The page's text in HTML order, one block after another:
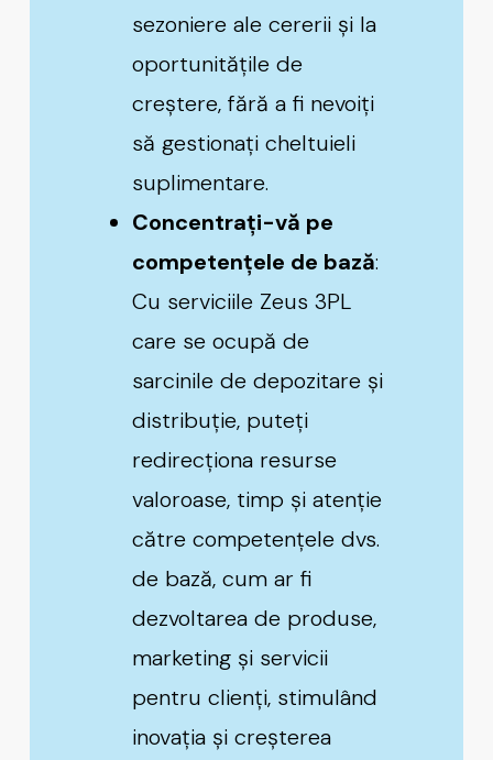
sezoniere ale cererii și la
oportunitățile de
creștere, fără a fi nevoiți
să gestionați cheltuieli
suplimentare.
Concentrați-vă pe
competențele de bază:
Cu serviciile Zeus 3PL
care se ocupă de
sarcinile de depozitare și
distribuție, puteți
redirecționa resurse
valoroase, timp și atenție
către competențele dvs.
de bază, cum ar fi
dezvoltarea de produse,
marketing și servicii
pentru clienți, stimulând
inovația și creșterea